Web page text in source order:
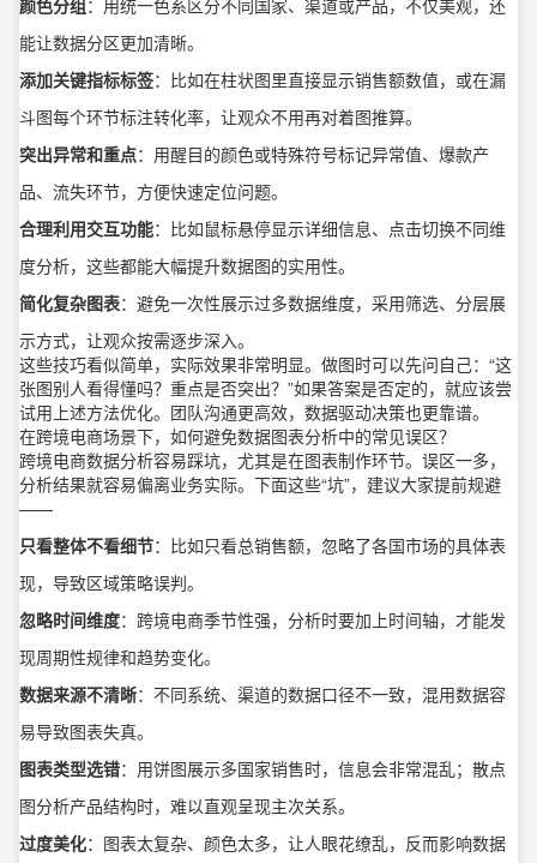
颜色分组 ：用统一色系区分不同国家、渠道或产品，不仅美观，还
能让数据分区更加清晰。
添加关键指标标签：比如在柱状图里直接显示销售额数值，或在漏
斗图每个环节标注转化率，让观众不用再对着图推算。
突出异常和重点：用醒目的颜色或特殊符号标记异常值、爆款产
品、流失环节，方便快速定位问题。
合理利用交互功能：比如鼠标悬停显示详细信息、点击切换不同维
度分析，这些都能大幅提升数据图的实用性。
简化复杂图表：避免一次性展示过多数据维度，采用筛选、分层展
示方式，让观众按需逐步深入。
这些技巧看似简单，实际效果非常明显。做图时可以先问自己：“这
张图别人看得懂吗？重点是否突出？”如果答案是否定的，就应该尝
试用上述方法优化。团队沟通更高效，数据驱动决策也更靠谱。
在跨境电商场景下，如何避免数据图表分析中的常见误区？
跨境电商数据分析容易踩坑，尤其是在图表制作环节。误区一多，
分析结果就容易偏离业务实际。下面这些“坑”，建议大家提前规避
——
只看整体不看细节：比如只看总销售额，忽略了各国市场的具体表
现，导致区域策略误判。
忽略时间维度：跨境电商季节性强，分析时要加上时间轴，才能发
现周期性规律和趋势变化。
数据来源不清晰：不同系统、渠道的数据口径不一致，混用数据容
易导致图表失真。
图表类型选错：用饼图展示多国家销售时，信息会非常混乱；散点
图分析产品结构时，难以直观呈现主次关系。
过度美化：图表太复杂、颜色太多，让人眼花缭乱，反而影响数据